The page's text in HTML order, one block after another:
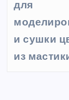
для
и сушки
из